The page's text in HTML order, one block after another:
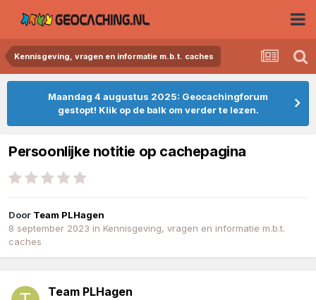
Kennisgeving, vragen en informatie m.b.t. caches
Maandag 4 augustus 2025: Geocachingforum
gestopt! Klik op de balk om verder te lezen.
Persoonlijke notitie op cachepagina
Door Team PLHagen
8 september 2023 in Kennisgeving, vragen en informatie m.b.t.
caches
Team PLHagen